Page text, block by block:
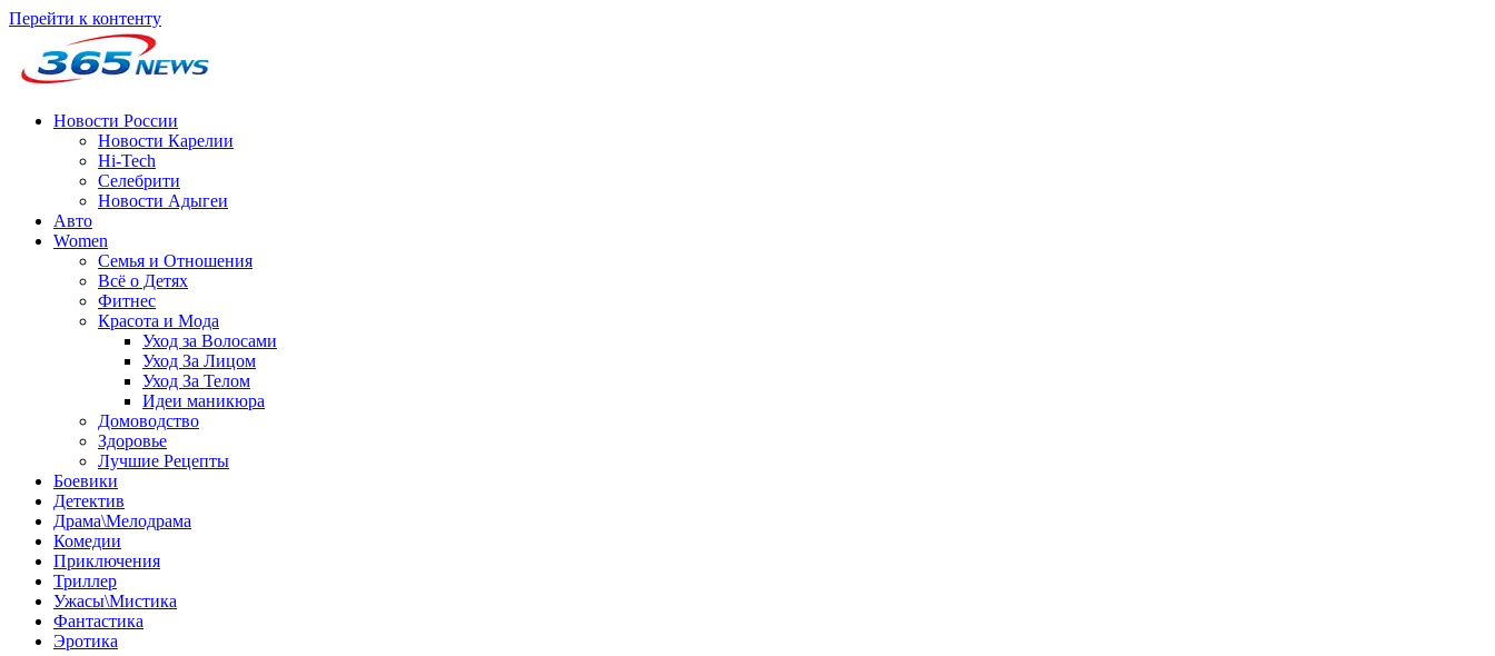
Перейти к контенту
Новости России
Новости Карелии
Hi-Tech
Селебрити
Новости Адыгеи
Авто
Women
Семья и Отношения
Всё о Детях
Фитнес
Красота и Мода
Уход за Волосами
Уход За Лицом
Уход За Телом
Идеи маникюра
Домоводство
Здоровье
Лучшие Рецепты
Боевики
Детектив
Драма\Мелодрама
Комедии
Приключения
Триллер
Ужасы\Мистика
Фантастика
Эротика